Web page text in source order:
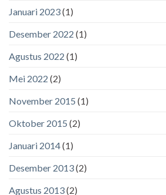
Januari 2023(1)
Desember 2022 (1)
Agustus 2022 (1)
Mei 2022 (2)
November 2015 (1)
Oktober 2015 (2)
Januari 2014(1)
Desember 2013(2)
Agustus 2013(2)